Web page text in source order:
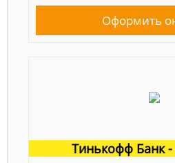
Оформить
Тинькофф Банк -